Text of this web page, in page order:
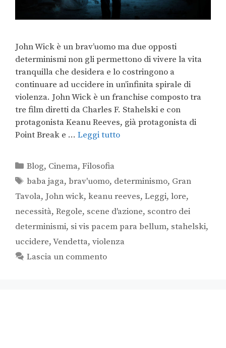
John Wick è un brav’uomo ma due opposti
determinismi non gli permettono di vivere la vita
tranquilla che desidera e lo costringono a
continuare ad uccidere in un’infinita spirale di
violenza. John Wick è un franchise composto tra
tre film diretti da Charles F. Stahelski e con
protagonista Keanu Reeves, già protagonista di
Point Break e … Leggi tutto
Blog, Cinema,Filosofia
baba jaga,brav'uomo, determinismo, Gran
Tavola, John wick, keanu reeves, Leggi, lore,
necessità, Regole, scene d'azione, scontro dei
determinismi, si vis pacem para bellum, stahelski,
uccidere,Vendetta, violenza
Lascia un commento